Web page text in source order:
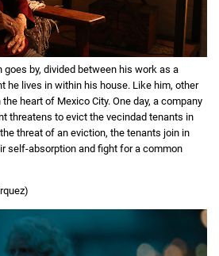
goes by, divided between his work as a
he lives in within his house. Like him, other
heart of Mexico City. One day, a company
threatens to evict the vecindad tenants in
threat of an eviction, the tenants join in
self-absorption and fight for a common